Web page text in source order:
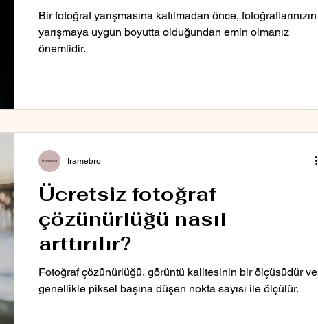
Bir fotoğraf yarışmasına katılmadan önce, fotoğraflarınızın
yarışmaya uygun boyutta olduğundan emin olmanız
önemlidir.
Ücretsiz fotoğraf
çözünürlüğü nasıl
arttırılır?
Fotoğraf çözünürlüğü, görüntü kalitesinin bir ölçüsüdür ve
genellikle piksel başına düşen nokta sayısı ile ölçülür.
framebro